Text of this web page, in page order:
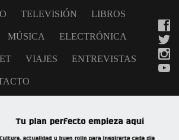
TELEVISIÓN LIBROS
MÚSICA ELECTRÓNICA
VIAJES ENTREVISTAS